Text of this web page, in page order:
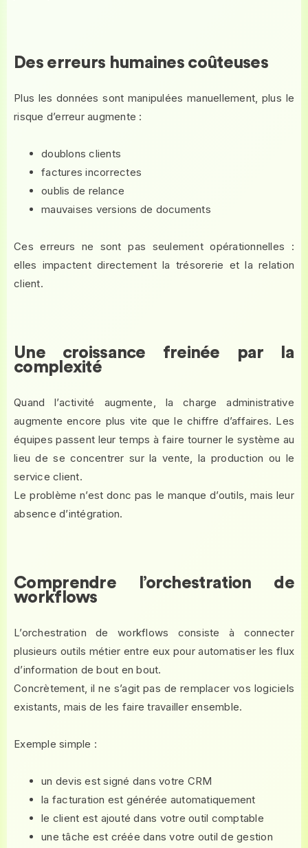
Des erreurs humaines coûteuses
Plus les données sont manipulées manuellement, plus le
risque d’erreur augmente :
doublons clients
factures incorrectes
oublis de relance
mauvaises versions de documents
Ces erreurs ne sont pas seulement opérationnelles :
elles impactent directement la trésorerie et la relation
client.
Une croissance freinée par la
complexité
Quand l’activité augmente, la charge administrative
augmente encore plus vite que le chiffre d’affaires. Les
équipes passent leur temps à faire tourner le système au
lieu de se concentrer sur la vente, la production ou le
service client.
Le problème n’est donc pas le manque d’outils, mais leur
absence d’intégration.
Comprendre l’orchestration de
workflows
L’orchestration de workflows consiste à connecter
plusieurs outils métier entre eux pour automatiser les flux
d’information de bout en bout.
Concrètement, il ne s’agit pas de remplacer vos logiciels
existants, mais de les faire travailler ensemble.
Exemple simple :
un devis est signé dans votre CRM
la facturation est générée automatiquement
le client est ajouté dans votre outil comptable
une tâche est créée dans votre outil de gestion